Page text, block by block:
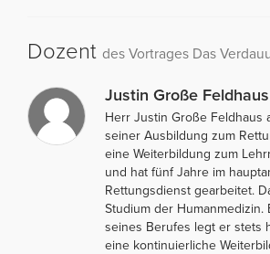
Dozent des Vortrages Das
Justin Große Feldhaus
Herr Justin Große Feldhaus
seiner Ausbildung zum
eine Weiterbildung zum
und hat fünf Jahre im
Rettungsdienst gearbeitet.
Studium der Humanmedizin.
seines Berufes legt er stets
eine kontinuierliche